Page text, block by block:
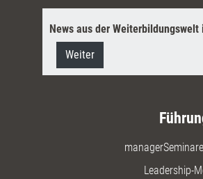
News aus der
Weiter
Leadership-